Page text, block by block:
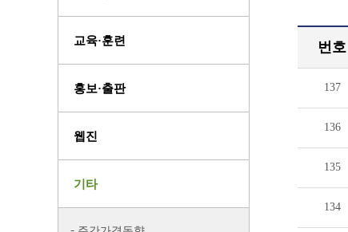
교육·훈련
홍보·출판
웹진
기타
번호
137
136
135
134